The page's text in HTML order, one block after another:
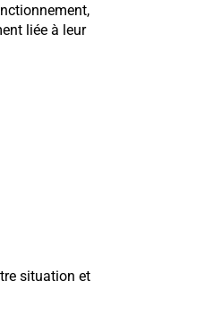
liée à leur
situation et